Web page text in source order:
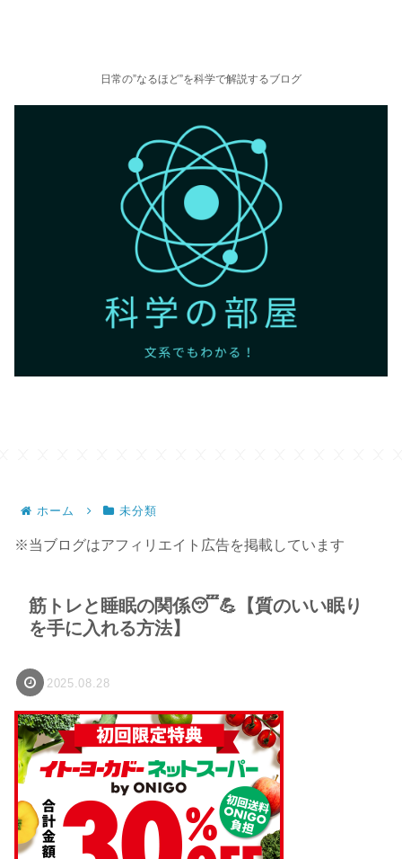
日常の”なるほど”を科学で解説するブログ
ホーム 未分類
※当ブログはアフィリエイト広告を掲載しています
筋トレと睡眠の関係😴💪【質のいい眠り
を手に入れる方法】
2025.08.28